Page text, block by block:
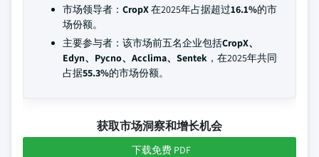
市场领导者： CropX在2025年占据超过16.1%的市
场份额。
主要参与者：该市场前五名企业包括CropX、
Edyn、Pycno、Acclima、Sentek ，在2025年共同
占据55.3%的市场份额。
获取市场洞察和增长机会
下载免费 PDF